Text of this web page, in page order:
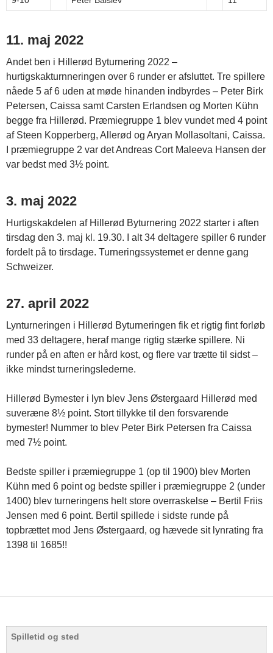
11. maj 2022
Andet ben i Hillerød Byturnering 2022 –
hurtigskakturnneringen over 6 runder er afsluttet. Tre spillere
nåede 5 af 6 uden at møde hinanden indbyrdes – Peter Birk
Petersen, Caissa samt Carsten Erlandsen og Morten Kühn
begge fra Hillerød. Præmiegruppe 1 blev vundet med 4 point
af Steen Kopperberg, Allerød og Aryan Mollasoltani, Caissa.
I præmiegruppe 2 var det Andreas Cort Maleeva Hansen der
var bedst med 3½ point.
3. maj 2022
Hurtigskakdelen af Hillerød Byturnering 2022 starter i aften
tirsdag den 3. maj kl. 19.30. I alt 34 deltagere spiller 6 runder
fordelt på to tirsdage. Turneringssystemet er denne gang
Schweizer.
27. april 2022
Lynturneringen i Hillerød Byturneringen fik et rigtig fint forløb
med 33 deltagere, heraf mange rigtig stærke spillere. Ni
runder på en aften er hård kost, og flere var trætte til sidst –
ikke mindst turneringslederne.
Hillerød Bymester i lyn blev Jens Østergaard Hillerød med
suveræne 8½ point. Stort tillykke til den forsvarende
bymester! Nummer to blev Peter Birk Petersen fra Caissa
med 7½ point.
Bedste spiller i præmiegruppe 1 (op til 1900) blev Morten
Kühn med 6 point og bedste spiller i præmiegruppe 2 (under
1400) blev turneringens helt store overraskelse – Bertil Friis
Jensen med 6 point. Bertil spillede i sidste runde på
topbrættet mod Jens Østergaard, og hævede sit lynrating fra
1398 til 1685!!
Spilletid og sted